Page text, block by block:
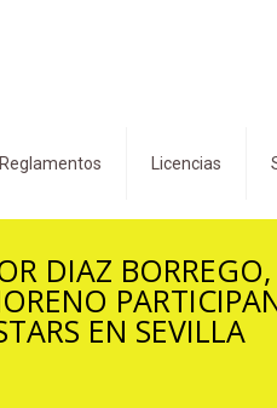
Reglamentos Licencias
DIAZ
EN SEVILLA